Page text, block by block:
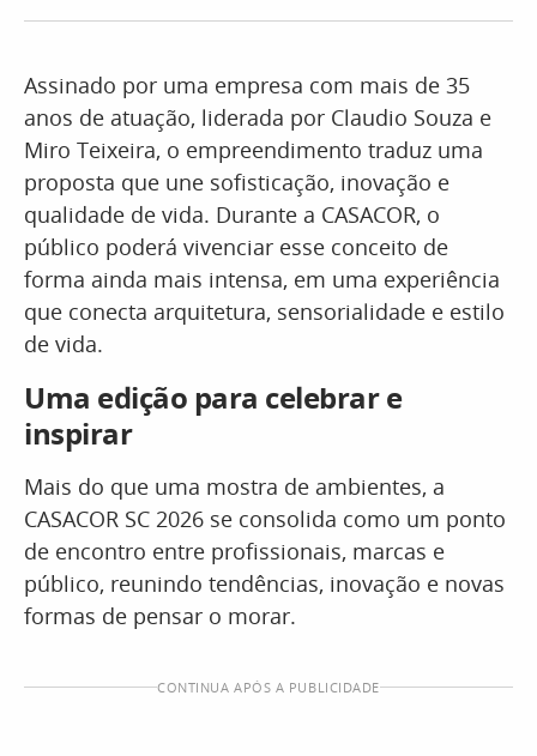
Assinado por uma empresa com mais de 35
anos de atuação, liderada por Claudio Souza e
Miro Teixeira, o empreendimento traduz uma
proposta que une sofisticação, inovação e
qualidade de vida. Durante a CASACOR, o
público poderá vivenciar esse conceito de
forma ainda mais intensa, em uma experiência
que conecta arquitetura, sensorialidade e estilo
de vida.
Uma edição para celebrar e
inspirar
Mais do que uma mostra de ambientes, a
CASACOR SC 2026 se consolida como um ponto
de encontro entre profissionais, marcas e
público, reunindo tendências, inovação e novas
formas de pensar o morar.
CONTINUA APÓS A PUBLICIDADE